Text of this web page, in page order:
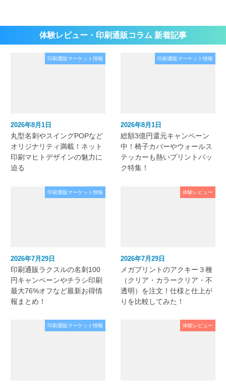
体験レビュー・印刷通販コラム 新着記事
印刷通販マーケット情報
2026年8月1日
丸型名刺やスイングPOPなど
オリジナリティ満載！ネット
印刷マヒトデザインの魅力に
迫る
印刷通販マーケット情報
2026年8月1日
総額3億円還元キャンペーン
中！椅子カバーやウォールス
テッカーも熱いプリントパッ
ク特集！
印刷通販マーケット情報
2026年7月29日
印刷通販ラクスルの名刺100
円キャンペーンやチラシ印刷
最大76%オフなど最新お得情
報まとめ！
体験レビュー
2026年7月29日
メガプリントのアクキー３種
（クリア・カラークリア・不
透明）を注文！仕様と仕上が
りを比較してみた！
印刷通販マーケット情報 体験レビュー